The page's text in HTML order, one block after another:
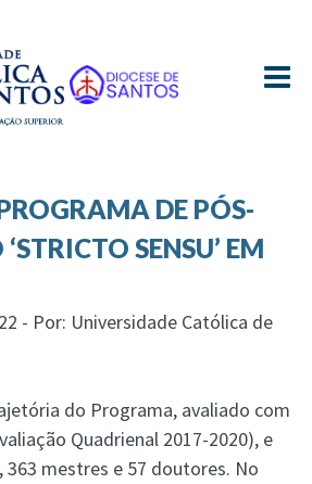
≡
DE PÓS-
SENSU’ EM
- Por: Universidade Católica de
do Programa, avaliado com
Quadrienal 2017-2020), e
mestres e 57 doutores. No